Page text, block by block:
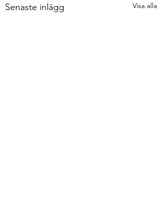
Senaste inlägg Visa alla